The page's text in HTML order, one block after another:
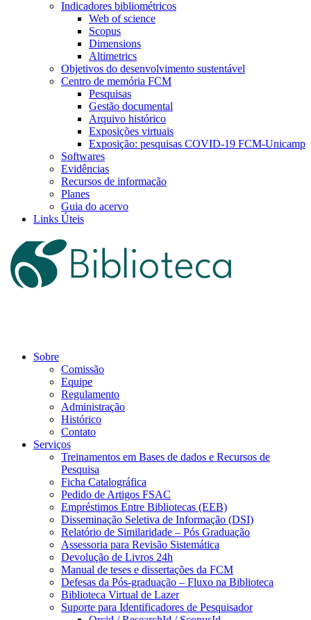
Indicadores bibliométricos
Web of science
Scopus
Dimensions
Altimetrics
Objetivos do desenvolvimento sustentável
Centro de memória FCM
Pesquisas
Gestão documental
Arquivo histórico
Exposições virtuais
Exposição: pesquisas COVID-19 FCM-Unicamp
Softwares
Evidências
Recursos de informação
Planes
Guia do acervo
Links Úteis
Sobre
Comissão
Equipe
Regulamento
Administração
Histórico
Contato
Serviços
Treinamentos em Bases de dados e Recursos de
Pesquisa
Ficha Catalográfica
Pedido de Artigos FSAC
Empréstimos Entre Bibliotecas (EEB)
Disseminação Seletiva de Informação (DSI)
Relatório de Similaridade – Pós Graduação
Assessoria para Revisão Sistemática
Devolução de Livros 24h
Manual de teses e dissertações da FCM
Defesas da Pós-graduação – Fluxo na Biblioteca
Biblioteca Virtual de Lazer
Suporte para Identificadores de Pesquisador